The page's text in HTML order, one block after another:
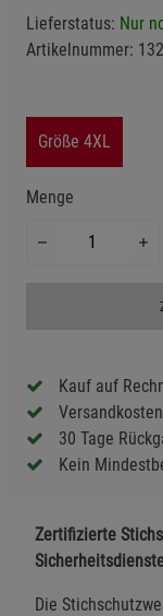
Lieferstatus: Nur
Artikelnummer:
Größe 4XL
Menge
Kauf auf
30 Tage
Kein
Zertifizierte
Die